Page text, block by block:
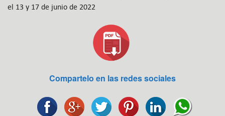
el 13 y 17 de junio de 2022
Compartelo en las redes sociales